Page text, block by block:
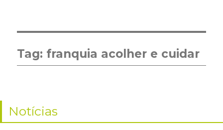
Tag: franquia acolher e cuidar
Notícias